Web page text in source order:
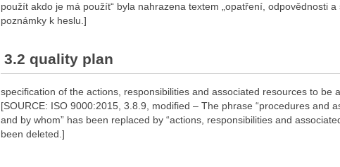
použít akdo je má použít“ byla nahrazena textem „opatření, odpovědnosti
poznámky k heslu.]
3.2 quality plan
specification of the actions, responsibilities and associated resources to be
[SOURCE: ISO 9000:2015, 3.8.9, modified – The phrase “procedures and
and by whom” has been replaced by “actions, responsibilities and
been deleted.]